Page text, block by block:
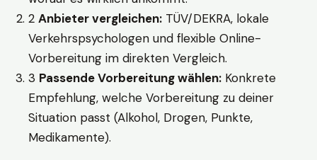
2 Anbieter vergleichen: TÜV/DEKRA, lokale
Verkehrspsychologen und flexible Online-
Vorbereitung im direkten Vergleich.
3 Passende Vorbereitung wählen: Konkrete
Empfehlung, welche Vorbereitung zu deiner
Situation passt (Alkohol, Drogen, Punkte,
Medikamente).